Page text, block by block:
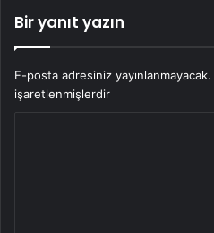
Bir yanıt yazın
E-posta adresiniz yayınlanmayacak.
işaretlenmişlerdir